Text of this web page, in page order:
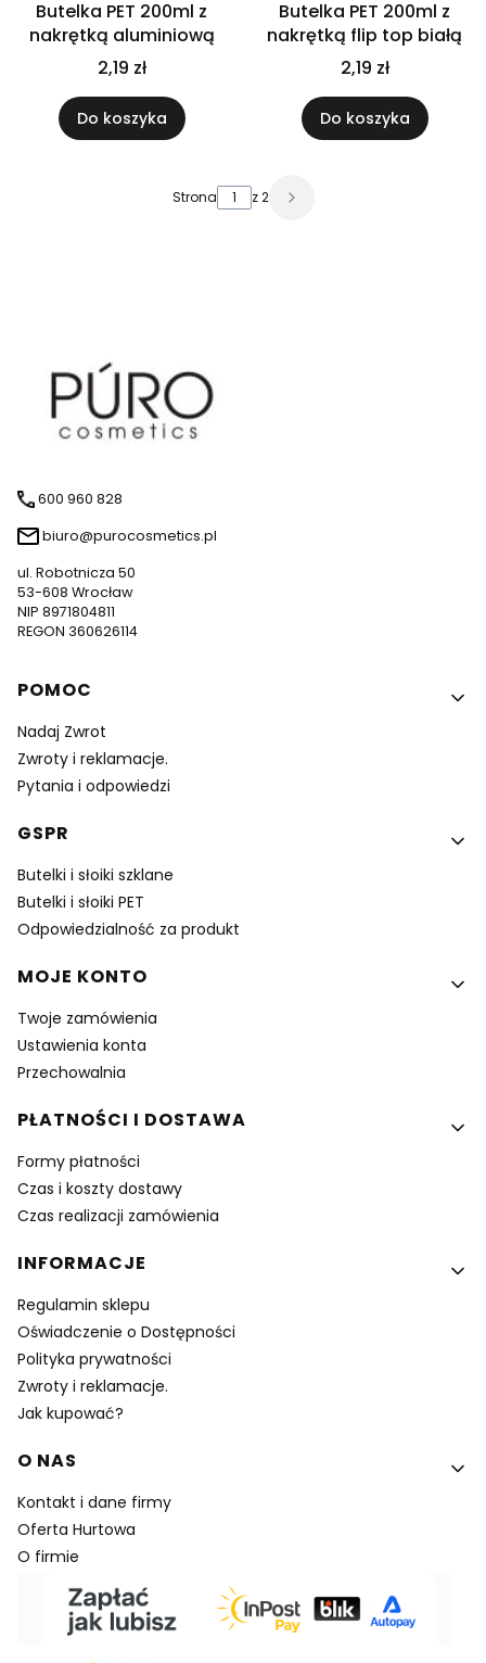
Butelka PET 200ml z
nakrętką aluminiową
2,19 zł
Do koszyka
Butelka PET 200ml z
nakrętką flip top białą
2,19 zł
Do koszyka
Strona z 2
600 960 828
biuro@purocosmetics.pl
ul. Robotnicza 50
53-608 Wrocław
NIP 8971804811
REGON 360626114
Linki w stopce
POMOC
Nadaj Zwrot
Zwroty i reklamacje.
Pytania i odpowiedzi
GSPR
Butelki i słoiki szklane
Butelki i słoiki PET
Odpowiedzialność za produkt
MOJE KONTO
Twoje zamówienia
Ustawienia konta
Przechowalnia
PŁATNOŚCI I DOSTAWA
Formy płatności
Czas i koszty dostawy
Czas realizacji zamówienia
INFORMACJE
Regulamin sklepu
Oświadczenie o Dostępności
Polityka prywatności
Zwroty i reklamacje.
Jak kupować?
O NAS
Kontakt i dane firmy
Oferta Hurtowa
O firmie